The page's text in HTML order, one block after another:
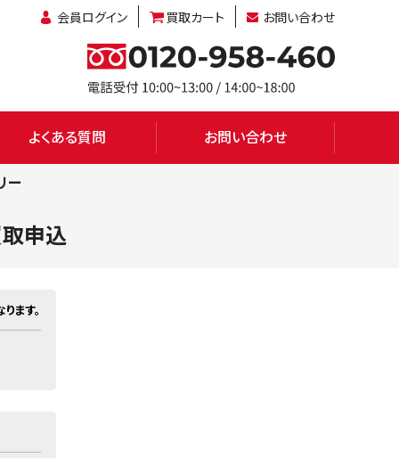
会員ログイン 買取カート お問い合わせ
よくある質問 お問い合わせ
ー
申込
ます。